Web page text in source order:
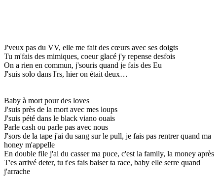
J'veux pas du VV, elle me fait des cœurs avec ses doigts
Tu m'fais des mimiques, coeur glacé j'y repense desfois
On a rien en commun, j'souris quand je fais des Eu
J'suis solo dans l'rs, hier on était deux…
Baby à mort pour des loves
J'suis près de la mort avec mes loups
J'suis pété dans le black viano ouais
Parle cash ou parle pas avec nous
J'sors de la tape j'ai du sang sur le pull, je fais pas rentrer quand ma
honey m'appelle
En double file j'ai du casser ma puce, c'est la family, la money après
T'es arrivé deter, tu t'es fais baiser ta race, baby elle serre quand
j'arrache